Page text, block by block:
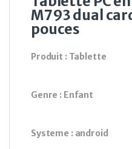
M793 dual
pouces
Produit : Tablette
Genre : Enfant
Systeme : android